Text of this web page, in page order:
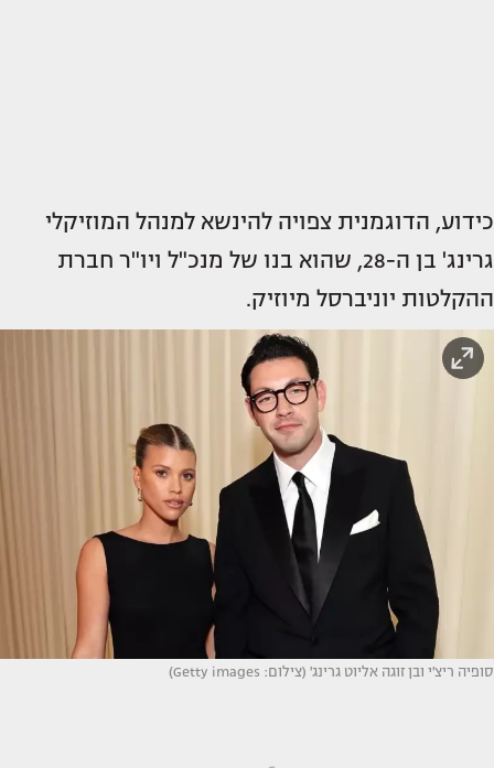
כידוע, הדוגמנית צפויה להינשא למנהל המוזיקלי
גרינג' בן ה-28, שהוא בנו של מנכ"ל ויו"ר חברת
ההקלטות יוניברסל מיוזיק.
סופיה ריצ'י ובן זוגה אליוט גרינג' (צילום: Getty images)